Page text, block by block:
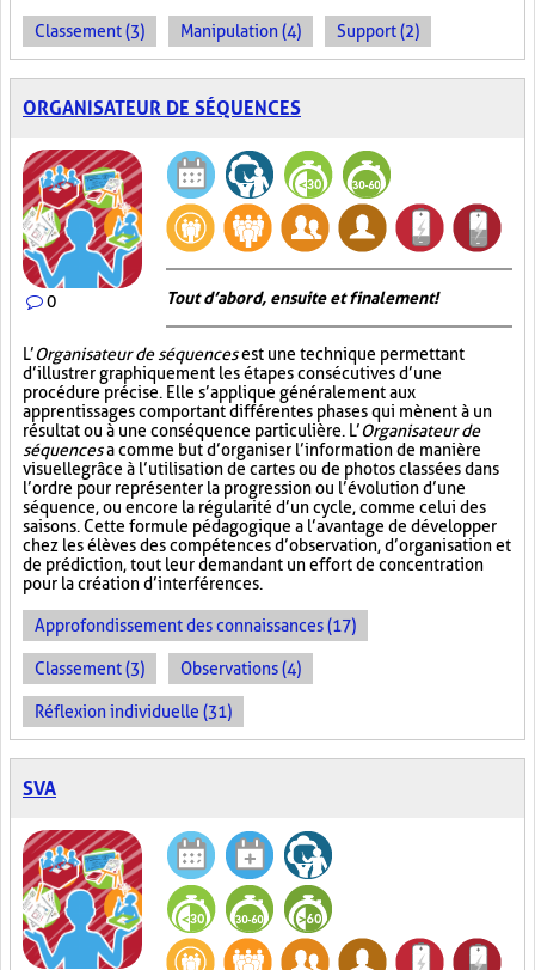
Classement (3) Manipulation (4) Support (2)
ORGANISATEUR DE SÉQUENCES
0 Tout d’abord, ensuite et finalement!
L’Organisateur de séquencesest une technique permettant
d’illustrer graphiquement les étapes consécutives d’une
procédure précise. Elle s’applique généralement aux
apprentissages comportant différentes phases qui mènent à un
résultat ou à une conséquence particulière. L’Organisateur de
séquencesa comme but d’organiser l’information de manière
visuellegrâce à l’utilisation de cartes ou de photos classées dans
l’ordre pour représenter la progression ou l’évolution d’une
séquence, ou encore la régularité d’un cycle, comme celui des
saisons. Cette formule pédagogique a l’avantage de développer
chez les élèves des compétences d’observation, d’organisation et
de prédiction, tout leur demandant un effort de concentration
pour la création d’interférences.
Approfondissement des connaissances (17)
Classement (3) Observations (4)
Réflexion individuelle (31)
SVA